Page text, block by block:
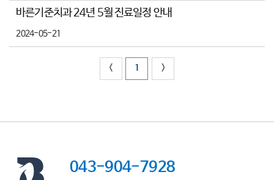
바른기준치과 24년 5월 진료일정 안내
2024-05-21
< 1 >
043-904-7928